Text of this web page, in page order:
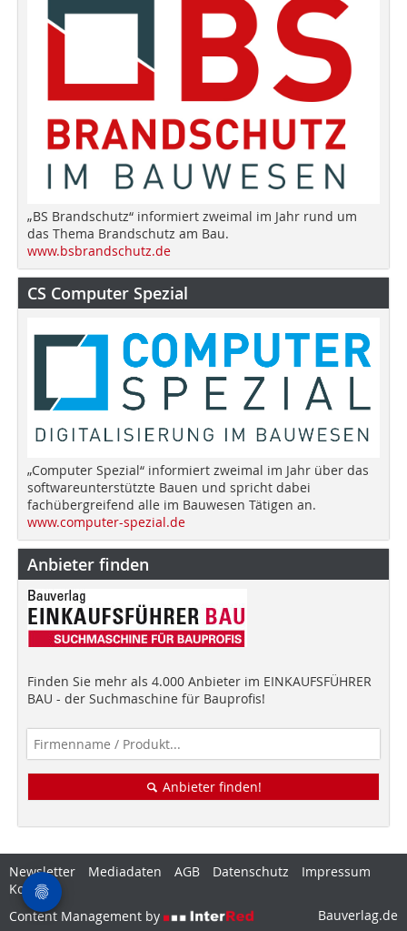
„BS Brandschutz“ informiert zweimal im Jahr rund um
das Thema Brandschutz am Bau.
www.bsbrandschutz.de
CS Computer Spezial
„Computer Spezial“ informiert zweimal im Jahr über das
softwareunterstützte Bauen und spricht dabei
fachübergreifend alle im Bauwesen Tätigen an.
www.computer-spezial.de
Anbieter finden
Finden Sie mehr als 4.000 Anbieter im EINKAUFSFÜHRER
BAU - der Suchmaschine für Bauprofis!
Anbieter finden!
Newsletter Mediadaten AGB Datenschutz
Impressum
Kontakt
Content Management by
Bauverlag.de